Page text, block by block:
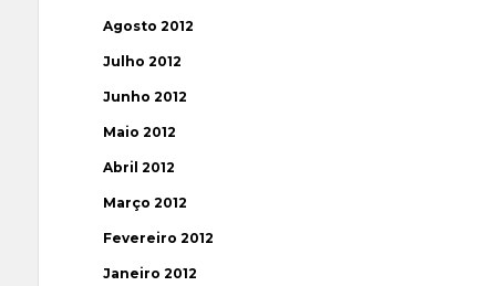
Agosto 2012
Julho 2012
Junho 2012
Maio 2012
Abril 2012
Março 2012
Fevereiro 2012
Janeiro 2012